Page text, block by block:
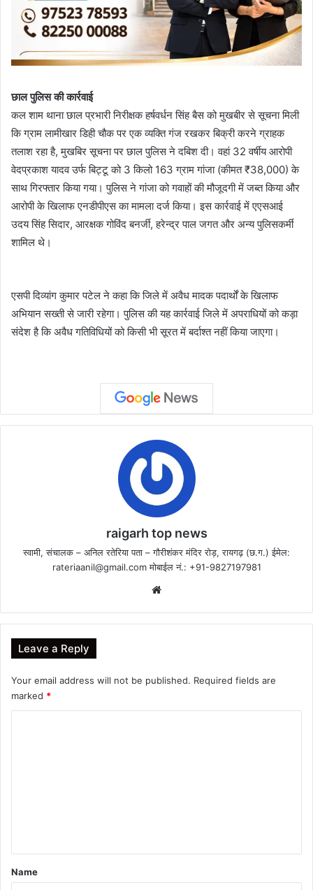
छाल पुलिस की कार्रवाई
कल शाम थाना छाल प्रभारी निरीक्षक हर्षवर्धन सिंह बैस को मुखबीर से सूचना मिली
कि ग्राम लामीखार डिही चौक पर एक व्यक्ति गंज रखकर बिक्री करने ग्राहक
तलाश रहा है, मुखबिर सूचना पर छाल पुलिस ने दबिश दी। वहां 32 वर्षीय आरोपी
वेदप्रकाश यादव उर्फ बिट्टू को 3 किलो 163 ग्राम गांजा (कीमत ₹38,000) के
साथ गिरफ्तार किया गया। पुलिस ने गांजा को गवाहों की मौजूदगी में जब्त किया और
आरोपी के खिलाफ एनडीपीएस का मामला दर्ज किया। इस कार्रवाई में एएसआई
उदय सिंह सिदार, आरक्षक गोविंद बनर्जी, हरेन्द्र पाल जगत और अन्य पुलिसकर्मी
शामिल थे।
एसपी दिव्यांग कुमार पटेल ने कहा कि जिले में अवैध मादक पदार्थों के खिलाफ
अभियान सख्ती से जारी रहेगा। पुलिस की यह कार्रवाई जिले में अपराधियों को कड़ा
संदेश है कि अवैध गतिविधियों को किसी भी सूरत में बर्दाश्त नहीं किया जाएगा।
raigarh top news
स्वामी, संचालक – अनिल रतेरिया पता – गौरीशंकर मंदिर रोड़, रायगढ़ (छ.ग.) ईमेल:
rateriaanil@gmail.comमोबाईल नं.: +91-9827197981
Leave a Reply
Your email address will not be published. Required fields are
marked *
*
Name